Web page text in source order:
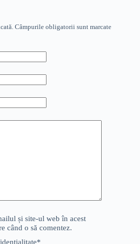
Câmpurile obligatorii sunt marcate
și site-ul web în acest
când o să comentez.
*